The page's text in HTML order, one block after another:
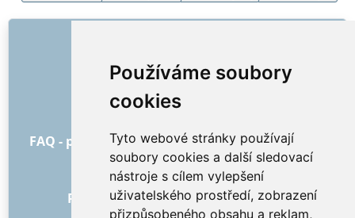
Používáme soubory
cookies
Tyto webové stránky používají
soubory cookies a další sledovací
nástroje s cílem vylepšení
uživatelského prostředí, zobrazení
přizpůsobeného obsahu a reklam,
O nás
Jak to všechno začalo
Ceník
FAQ - pro objednatele FAQ - pro poskytovatele
Reklama a marketing
Blog
Recenze objednávek s hodnocením